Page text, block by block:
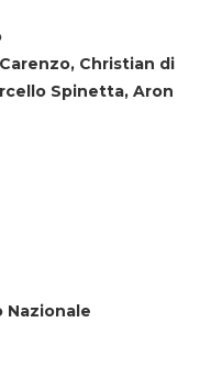
Christian di
Spinetta, Aron
Nazionale